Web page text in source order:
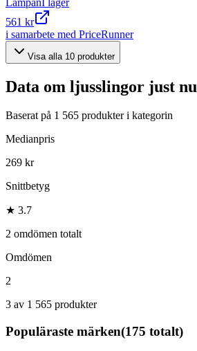
561 kr
i samarbete med PriceRunner
Visa alla 10 produkter
Data om ljusslingor just nu
Baserat på 1 565 produkter i kategorin
Medianpris
269 kr
Snittbetyg
★ 3.7
2 omdömen totalt
Omdömen
2
3 av 1 565 produkter
Populäraste märken(175 totalt)